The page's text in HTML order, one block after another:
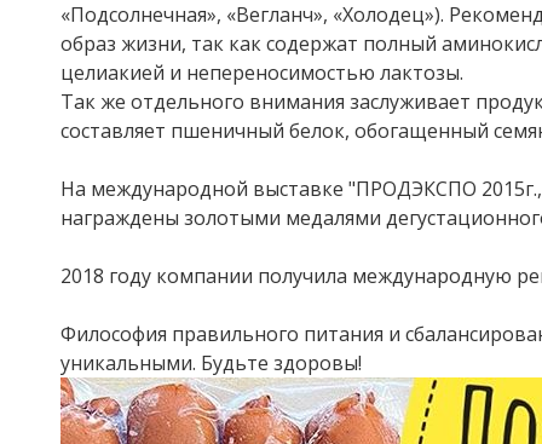
«Подсолнечная», «Вегланч», «Холодец»).
образ жизни, так как содержат полный
целиакией и непереносимостью лактозы.
Так же отдельного внимания заслуживает
составляет пшеничный белок, обогащенный
На международной выставке "ПРОДЭКСПО
награждены золотыми медалями
2018 году компании получила международную
Философия правильного питания и
уникальными. Будьте здоровы!